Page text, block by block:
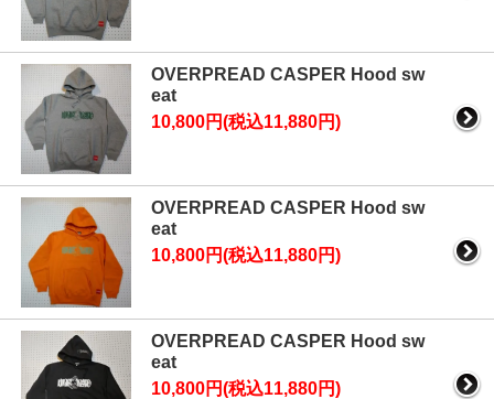
OVERPREAD CASPER Hood sw
eat
10,800円(税込11,880円)
OVERPREAD CASPER Hood sw
eat
10,800円(税込11,880円)
OVERPREAD CASPER Hood sw
eat
10,800円(税込11,880円)